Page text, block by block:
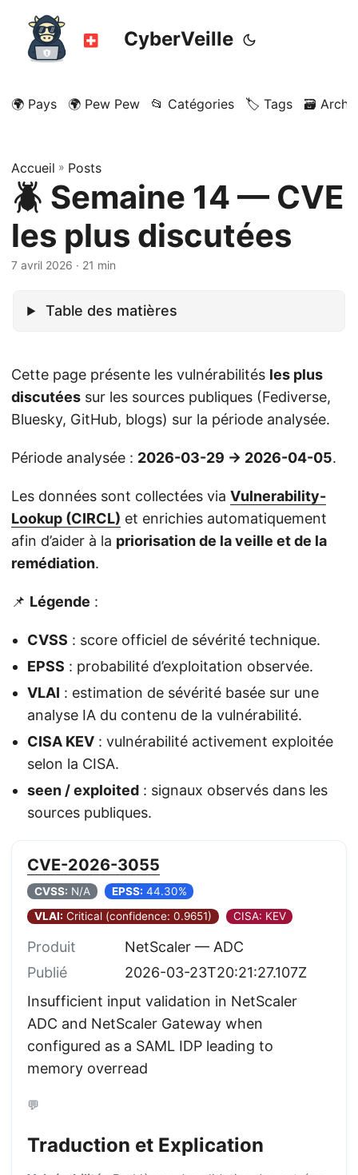
CyberVeille
🌍 Pays 🌍 Pew Pew 📂 Catégories 🏷️ Tags 🗃️
Accueil » Posts
🪲 Semaine 14 — CVE
les plus discutées
7 avril 2026 · 21 min
Table des matières
Cette page présente les vulnérabilités les plus
discutées sur les sources publiques (Fediverse,
Bluesky, GitHub, blogs) sur la période analysée.
Période analysée : 2026-03-29 → 2026-04-05.
Les données sont collectées via Vulnerability-
Lookup (CIRCL) et enrichies automatiquement
afin d’aider à la priorisation de la veille et de la
remédiation.
📌 Légende :
CVSS : score officiel de sévérité technique.
EPSS : probabilité d’exploitation observée.
VLAI : estimation de sévérité basée sur une
analyse IA du contenu de la vulnérabilité.
CISA KEV : vulnérabilité activement exploitée
selon la CISA.
seen / exploited : signaux observés dans les
sources publiques.
CVE-2026-3055
CVSS: N/A EPSS: 44.30%
VLAI: Critical (confidence: 0.9651) CISA: KEV
Produit
NetScaler — ADC
Publié
2026-03-23T20:21:27.107Z
Insufficient input validation in NetScaler
ADC and NetScaler Gateway when
configured as a SAML IDP leading to
memory overread
💬
Traduction et Explication